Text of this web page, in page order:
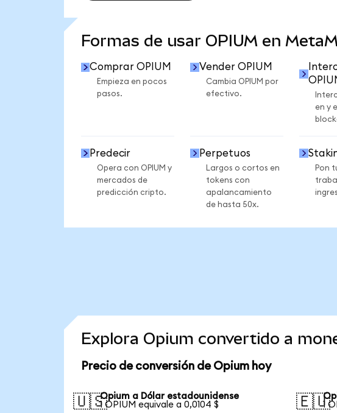
Formas de usar OPIUM en
Comprar OPIUM
Empieza en pocos
pasos.
Vender OPIUM
Cambia OPIUM por
efectivo.
en y
Predecir
Opera con OPIUM y
mercados de
predicción cripto.
Perpetuos
Largos o cortos en
tokens con
apalancamiento
de hasta 50x.
Pon
Explora Opium convertido a
Precio de conversión de Opium hoy
🇺🇸Opium a Dólar estadounidense
1 OPIUM equivale a 0,0104 $
🇪🇺
1